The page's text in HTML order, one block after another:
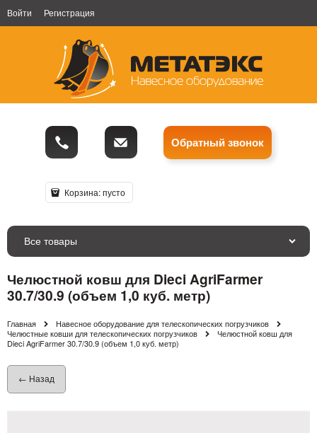
Войти Регистрация
Обратный звонок
Корзина:пусто
Все товары
Челюстной ковш для Dieci AgriFarmer
30.7/30.9 (объем 1,0 куб. метр)
Главная
Навесное оборудование для телескопических погрузчиков
Челюстные ковши для телескопических погрузчиков
Челюстной ковш для
Dieci AgriFarmer 30.7/30.9 (объем 1,0 куб. метр)
← Назад